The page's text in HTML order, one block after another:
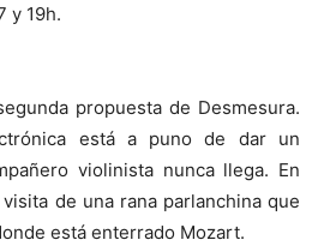
y 19h.
propuesta de Desmesura.
está a puno de dar un
violinista nunca llega. En
de una rana parlanchina que
está enterrado Mozart.